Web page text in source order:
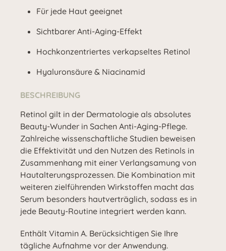
Für jede Haut geeignet
Sichtbarer Anti-Aging-Effekt
Hochkonzentriertes verkapseltes Retinol
Hyaluronsäure & Niacinamid
BESCHREIBUNG
Retinol gilt in der Dermatologie als absolutes
Beauty-Wunder in Sachen Anti-Aging-Pflege.
Zahlreiche wissenschaftliche Studien beweisen
die Effektivität und den Nutzen des Retinols in
Zusammenhang mit einer Verlangsamung von
Hautalterungsprozessen. Die Kombination mit
weiteren zielführenden Wirkstoffen macht das
Serum besonders hautverträglich, sodass es in
jede Beauty-Routine integriert werden kann.
Enthält Vitamin A. Berücksichtigen Sie Ihre
tägliche Aufnahme vor der Anwendung.